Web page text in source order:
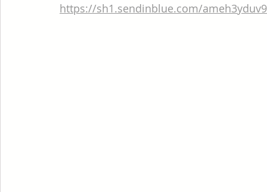
https://sh1.sendinblue.com/